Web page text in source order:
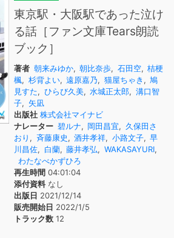
東京駅・大阪駅であった泣け
る話［ファン文庫Tears朗読
ブック］
著者 朝来みゆか, 朝比奈歩, 石田空, 桔梗
楓, 杉背よい, 遠原嘉乃, 猫屋ちゃき , 鳩
見すた, ひらび久美, 水城正太郎, 溝口智
子, 矢凪
出版社 株式会社マイナビ
ナレーター 碧ルナ, 岡田昌宜, 久保田さ
おり , 斉藤康史, 酒井孝祥, 小路文子, 早
川昌佐, 白蘭, 藤井孝弘, WAKASAYURI,
わたなべかずひろ
再生時間 04:01:04
添付資料なし
出版日 2021/12/14
販売開始日 2022/1/5
トラック数 12